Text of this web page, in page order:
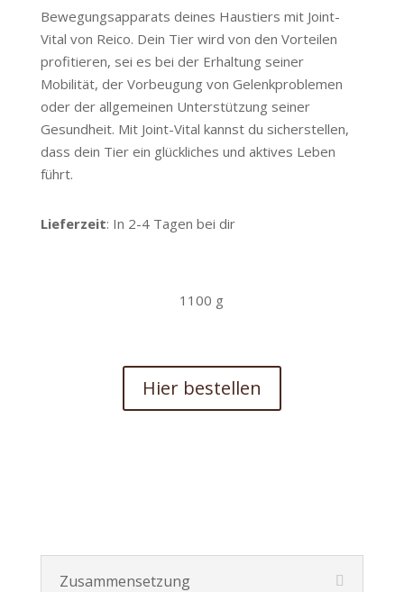
Bewegungsapparats deines Haustiers mit Joint-
Vital von Reico. Dein Tier wird von den Vorteilen
profitieren, sei es bei der Erhaltung seiner
Mobilität, der Vorbeugung von Gelenkproblemen
oder der allgemeinen Unterstützung seiner
Gesundheit. Mit Joint-Vital kannst du sicherstellen,
dass dein Tier ein glückliches und aktives Leben
führt.
Lieferzeit: In 2-4 Tagen bei dir
1100 g
Hier bestellen
Zusammensetzung